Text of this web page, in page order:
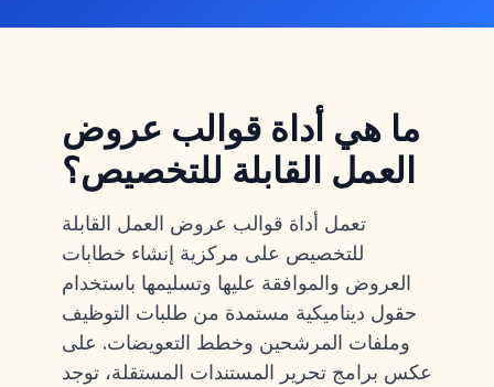
ما هي أداة قوالب عروض
العمل القابلة للتخصيص؟
تعمل أداة قوالب عروض العمل القابلة
للتخصيص على مركزية إنشاء خطابات
العروض والموافقة عليها وتسليمها باستخدام
حقول ديناميكية مستمدة من طلبات التوظيف
وملفات المرشحين وخطط التعويضات. على
عكس برامج تحرير المستندات المستقلة، توجد